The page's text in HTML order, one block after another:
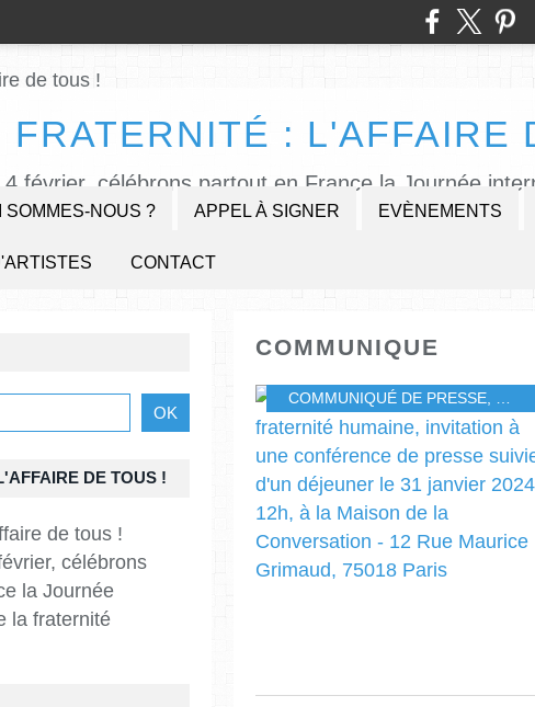
FRATERNITÉ : L'AFFAIRE
février, célébrons partout en France la Journée
SOMMES-NOUS ? APPEL À SIGNER EVÈNEMENTS
CONTACT
COMMUNIQUE
COMMUNIQUÉ DE PRESSE,
DE TOUS !
célébrons
la Journée
la fraternité